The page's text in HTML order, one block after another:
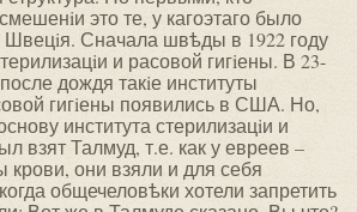
это те, у кагоэтаго было
Сначала швѣды в 1922 году
и расовой гигiены. В 23-
дождя такiе институты
гигiены появились в США. Но,
института стерилизацiи и
взят Талмуд, т.е. как у евреев –
крови, они взяли и для себя
общечеловѣки хотели запретить